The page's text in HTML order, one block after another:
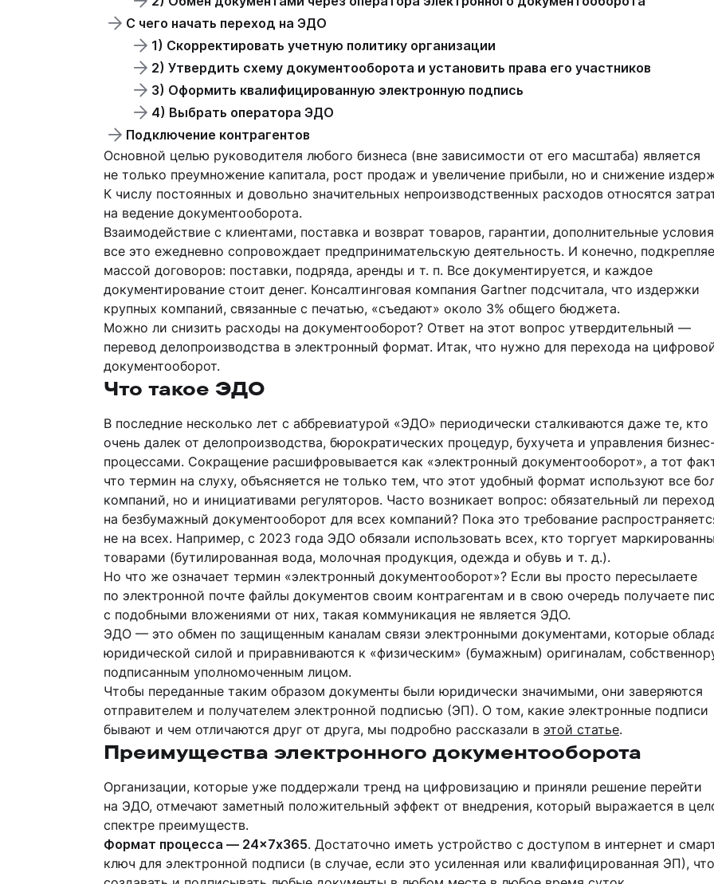
С чего начать переход на ЭДО
1) Скорректировать учетную политику организации
2) Утвердить схему документооборота и установить права его участников
3) Оформить квалифицированную электронную подпись
4) Выбрать оператора ЭДО
Подключение контрагентов
Основной целью руководителя любого бизнеса (вне зависимости от его масштаба) является
не только преумножение капитала, рост продаж и увеличение прибыли, но и снижение
К числу постоянных и довольно значительных непроизводственных расходов относятся
на ведение документооборота.
Взаимодействие с клиентами, поставка и возврат товаров, гарантии, дополнительные
все это ежедневно сопровождает предпринимательскую деятельность. И конечно,
массой договоров: поставки, подряда, аренды и т. п. Все документируется, и каждое
документирование стоит денег. Консалтинговая компания Gartner подсчитала, что издержки
крупных компаний, связанные с печатью, «съедают» около 3% общего бюджета.
Можно ли снизить расходы на документооборот? Ответ на этот вопрос утвердительный —
перевод делопроизводства в электронный формат. Итак, что нужно для перехода на
документооборот.
Что такое ЭДО
В последние несколько лет с аббревиатурой «ЭДО» периодически сталкиваются даже те, кто
очень далек от делопроизводства, бюрократических процедур, бухучета и управления
процессами. Сокращение расшифровывается как «электронный документооборот», а тот
что термин на слуху, объясняется не только тем, что этот удобный формат используют все
компаний, но и инициативами регуляторов. Часто возникает вопрос: обязательный ли переход
на безбумажный документооборот для всех компаний? Пока это требование
не на всех. Например, с 2023 года ЭДО обязали использовать всех, кто торгует
товарами (бутилированная вода, молочная продукция, одежда и обувь и т. д.).
Но что же означает термин «электронный документооборот»? Если вы просто пересылаете
по электронной почте файлы документов своим контрагентам и в свою очередь получаете
с подобными вложениями от них, такая коммуникация не является ЭДО.
ЭДО — это обмен по защищенным каналам связи электронными документами, которые
юридической силой и приравниваются к «физическим» (бумажным) оригиналам,
подписанным уполномоченным лицом.
Чтобы переданные таким образом документы были юридически значимыми, они заверяются
отправителем и получателем электронной подписью (ЭП). О том, какие электронные подписи
бывают и чем отличаются друг от друга, мы подробно рассказали в этой статье.
Преимущества электронного документооборота
Организации, которые уже поддержали тренд на цифровизацию и приняли решение перейти
на ЭДО, отмечают заметный положительный эффект от внедрения, который выражается в
спектре преимуществ.
Формат процесса — 24×7х365. Достаточно иметь устройство с доступом в интернет и
ключ для электронной подписи (в случае, если это усиленная или квалифицированная ЭП),